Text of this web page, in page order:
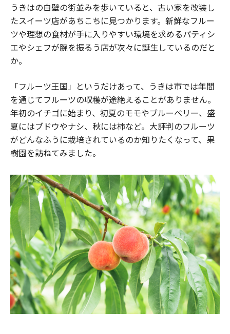
うきはの白壁の街並みを歩いていると、古い家を改装し
たスイーツ店があちこちに見つかります。新鮮なフルー
ツや理想の食材が手に入りやすい環境を求めるパティシ
エやシェフが腕を振るう店が次々に誕生しているのだと
か。
「フルーツ王国」というだけあって、うきは市では年間
を通じてフルーツの収穫が途絶えることがありません。
年初のイチゴに始まり、初夏のモモやブルーベリー、盛
夏にはブドウやナシ、秋には柿など。大評判のフルーツ
がどんなふうに栽培されているのか知りたくなって、果
樹園を訪ねてみました。